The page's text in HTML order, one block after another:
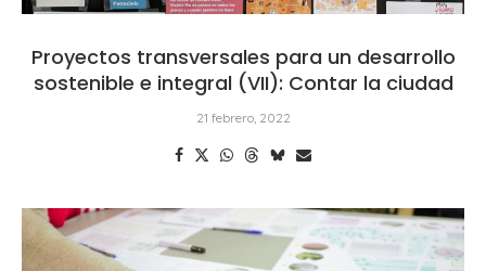
Proyectos transversales para un desarrollo
sostenible e integral (VII): Contar la ciudad
21 febrero, 2022